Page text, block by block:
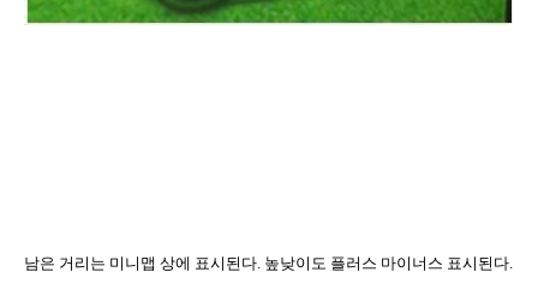
남은 거리는 미니맵 상에 표시된다. 높낮이도 플러스 마이너스 표시된다.